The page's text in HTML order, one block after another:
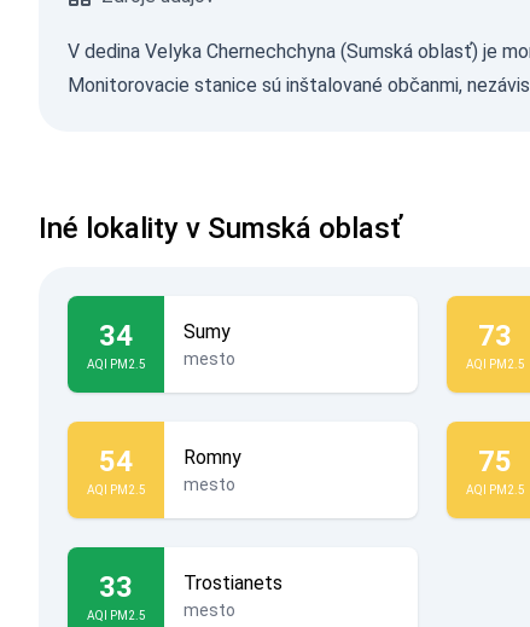
V dedina Velyka Chernechchyna (Sumská oblasť) je
Monitorovacie stanice sú inštalované občanmi,
Iné lokality v Sumská oblasť
34
AQI PM2.5
Sumy
mesto
73
AQI PM2.5
54
AQI PM2.5
Romny
mesto
75
AQI PM2.5
33
AQI PM2.5
Trostianets
mesto